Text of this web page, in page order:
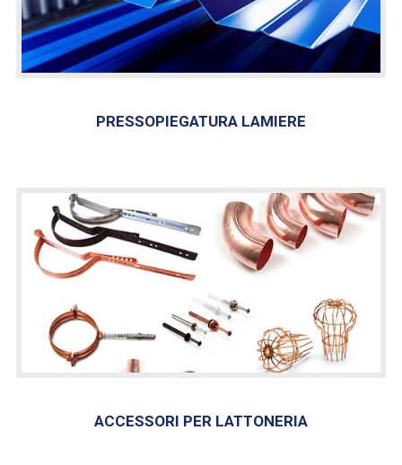
PRESSOPIEGATURA LAMIERE
ACCESSORI PER LATTONERIA